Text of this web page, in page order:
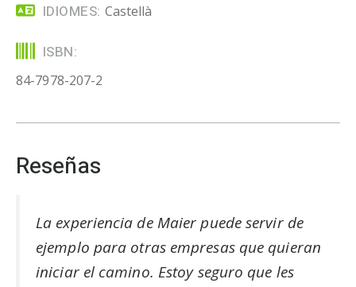
IDIOMES: Castellà
ISBN:
84-7978-207-2
Reseñas
La experiencia de Maier puede servir de
ejemplo para otras empresas que quieran
iniciar el camino. Estoy seguro que les